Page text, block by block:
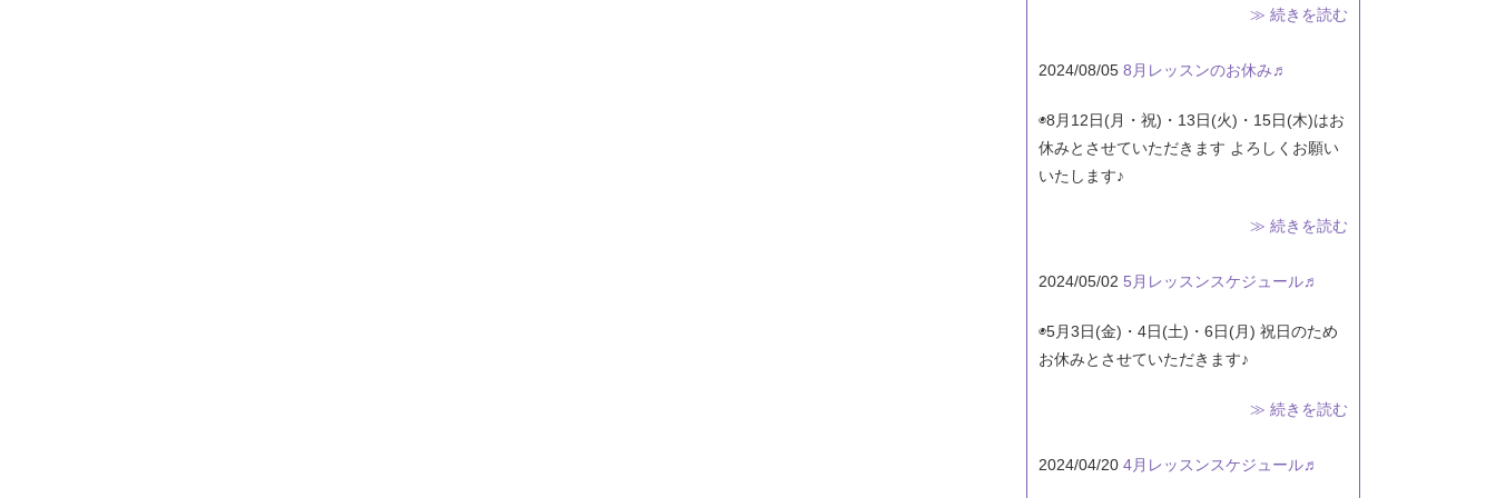
≫ 続きを読む
2024/08/05 8月レッスンのお休み♬
◉8月12日(月・祝)・13日(火)・15日(木)はお
休みとさせていただきます よろしくお願い
いたします♪
≫ 続きを読む
2024/05/02 5月レッスンスケジュール♬
◉5月3日(金)・4日(土)・6日(月) 祝日のため
お休みとさせていただきます♪
≫ 続きを読む
2024/04/20 4月レッスンスケジュール♬